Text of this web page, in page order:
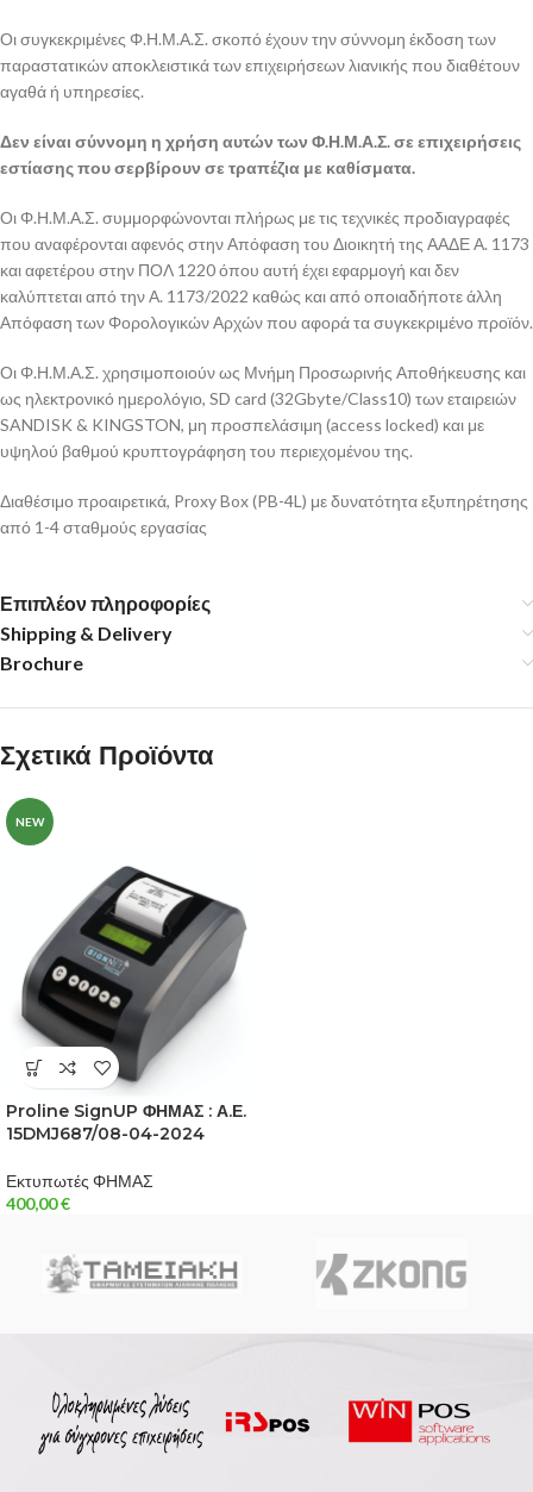
Οι συγκεκριμένες Φ.Η.Μ.Α.Σ. σκοπό έχουν την σύννομη έκδοση των
παραστατικών αποκλειστικά των επιχειρήσεων λιανικής που διαθέτουν
αγαθά ή υπηρεσίες.
Δεν είναι σύννομη η χρήση αυτών των Φ.Η.Μ.Α.Σ. σε επιχειρήσεις
εστίασης που σερβίρουν σε τραπέζια με καθίσματα.
Οι Φ.Η.Μ.Α.Σ. συμμορφώνονται πλήρως με τις τεχνικές προδιαγραφές
που αναφέρονται αφενός στην Απόφαση του Διοικητή της ΑΑΔΕ Α. 1173
και αφετέρου στην ΠΟΛ 1220 όπου αυτή έχει εφαρμογή και δεν
καλύπτεται από την Α. 1173/2022 καθώς και από οποιαδήποτε άλλη
Απόφαση των Φορολογικών Αρχών που αφορά τα συγκεκριμένο προϊόν.
Οι Φ.Η.Μ.Α.Σ. χρησιμοποιούν ως Μνήμη Προσωρινής Αποθήκευσης και
ως ηλεκτρονικό ημερολόγιο, SD card (32Gbyte/Class10) των εταιρειών
SANDISK & KINGSTON, μη προσπελάσιμη (access locked) και με
υψηλού βαθμού κρυπτογράφηση του περιεχομένου της.
Διαθέσιμο προαιρετικά, Proxy Box (PB-4L) με δυνατότητα εξυπηρέτησης
από 1-4 σταθμούς εργασίας
Επιπλέον πληροφορίες
Shipping & Delivery
Brochure
Σχετικά Προϊόντα
NEW
Proline SignUP ΦΗΜΑΣ : Α.Ε.
15DMJ687/08-04-2024
Εκτυπωτές ΦΗΜΑΣ
400,00€